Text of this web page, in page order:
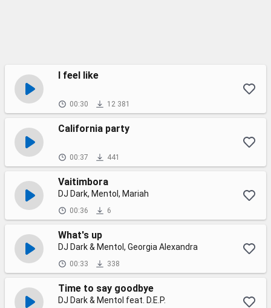
I feel like
00:30 12 381
California party
00:37 441
Vaitimbora
DJ Dark, Mentol, Mariah
00:36 6
What's up
DJ Dark & Mentol, Georgia Alexandra
00:33 338
Time to say goodbye
DJ Dark & Mentol feat. D.E.P.